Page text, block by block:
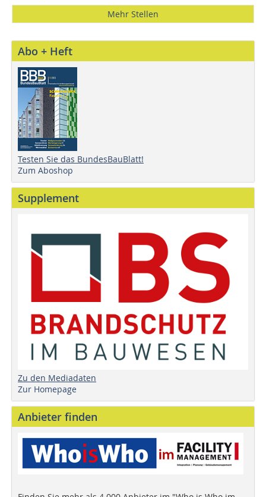
Mehr Stellen
Abo + Heft
Testen Sie das BundesBauBlatt!
Zum Aboshop
Supplement
Zu den Mediadaten
Zur Homepage
Anbieter finden